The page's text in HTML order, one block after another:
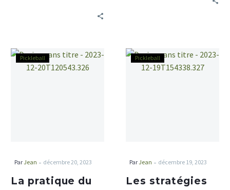
Pickleball
ParJean - décembre 20, 2023
La pratique du
Pickleball
ParJean - décembre 19, 2023
Les stratégies